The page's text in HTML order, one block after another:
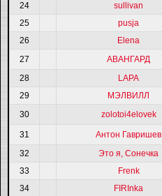
24
sullivan
25
pusja
26
Elena
27
АВАНГАРД
28
LAPA
29
МЭЛВИЛЛ
30
zolotoi4elovek
31 Антон Гавришев
32
Это я, Сонечка
33
Frenk
34
FIRInka